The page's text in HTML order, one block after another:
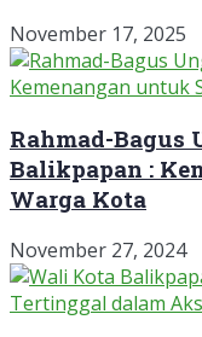
November 17, 2025
Rahmad-
Balikpapan :
Warga Kota
November 27, 2024